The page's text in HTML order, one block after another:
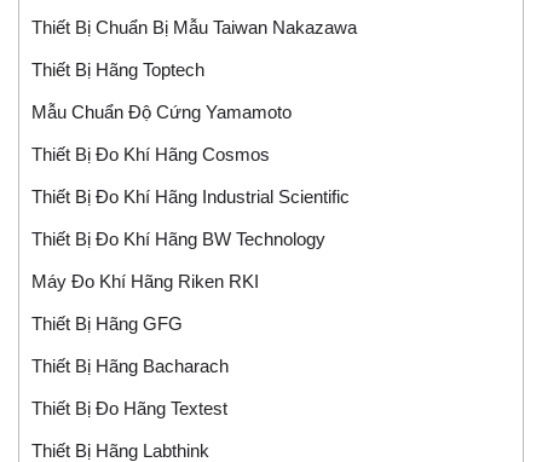
Thiết Bị Chuẩn Bị Mẫu Taiwan Nakazawa
Thiết Bị Hãng Toptech
Mẫu Chuẩn Độ Cứng Yamamoto
Thiết Bị Đo Khí Hãng Cosmos
Thiết Bị Đo Khí Hãng Industrial Scientific
Thiết Bị Đo Khí Hãng BW Technology
Máy Đo Khí Hãng Riken RKI
Thiết Bị Hãng GFG
Thiết Bị Hãng Bacharach
Thiết Bị Đo Hãng Textest
Thiết Bị Hãng Labthink